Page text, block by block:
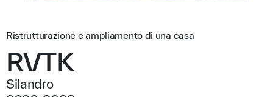
Ristrutturazione e ampliamento di una casa
RVTK
Silandro